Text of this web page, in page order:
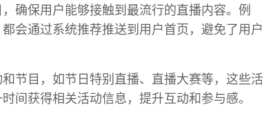
确保用户能够接触到最流行的直播内容。例
会通过系统推荐推送到用户首页，避免了用户
节目，如节日特别直播、直播大赛等，这些活
间获得相关活动信息，提升互动和参与感。